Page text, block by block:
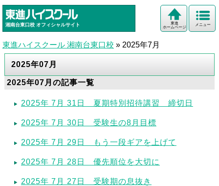
湘南台東口校 オフィシャルサイト メニュー
東進
ホームページ
東進ハイスクール 湘南台東口校 » 2025年7月
2025年07月
2025年07月の記事一覧
2025年 7月 31日 夏期特別招待講習 締切日
2025年 7月 30日 受験生の8月目標
2025年 7月 29日 もう一段ギアを上げて
2025年 7月 28日 優先順位を大切に
2025年 7月 27日 受験期の息抜き